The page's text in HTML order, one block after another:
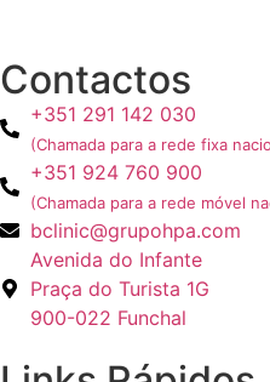
Contactos
+351 291 142 030
(Chamada para a rede fixa
+351 924 760 900
(Chamada para a rede móvel
bclinic@grupohpa.com
Avenida do Infante
Praça do Turista 1G
900-022 Funchal